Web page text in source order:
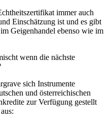
immer auch
Einschätzung ist und es gibt
Geigenhandel ebenso wie im
wenn die nächste
sich Instrumente
und österreichischen
zur Verfügung gestellt